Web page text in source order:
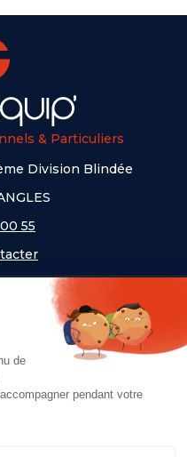
& Particuliers
Division Blindée
55